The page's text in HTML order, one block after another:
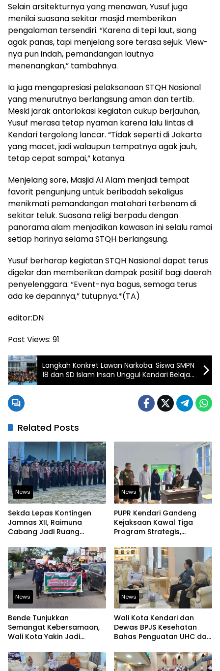
Selain arsitekturnya yang menawan, Yusuf juga
menilai suasana sekitar masjid memberikan
pengalaman tersendiri. “Karena di tepi laut, siang
agak panas, tapi menjelang sore terasa sejuk. View-
nya pun indah, pemandangan lautnya
menenangkan,” tambahnya.
Ia juga mengapresiasi pelaksanaan STQH Nasional
yang menurutnya berlangsung aman dan tertib.
Meski jarak antarlokasi kegiatan cukup berjauhan,
Yusuf merasa tetap nyaman karena lalu lintas di
Kendari tergolong lancar. “Tidak seperti di Jakarta
yang macet, jadi walaupun tempatnya agak jauh,
tetap cepat sampai,” katanya.
Menjelang sore, Masjid Al Alam menjadi tempat
favorit pengunjung untuk beribadah sekaligus
menikmati pemandangan matahari terbenam di
sekitar teluk. Suasana religi berpadu dengan
panorama alam menjadikan kawasan ini selalu ramai
setiap harinya selama STQH berlangsung.
Yusuf berharap kegiatan STQH Nasional dapat terus
digelar dan memberikan dampak positif bagi daerah
penyelenggara. “Event-nya bagus, semoga terus
ada ke depannya,” tutupnya.*(TA)
editor:DN
Post Views: 91
Langkah Konkret Lawan Narkoba: Siswa SMPN
18 dan SD Islam Insan Unggul Kendari Belajar
Nyata di BNNP Sultra
Related Posts
News
Sekda Lepas Kontingen
Jamnas XII, Raimuna
Cabang Jadi Ruang
dan Berjiwa Pemimpin
News
PUPR Kendari Gandeng
Kejaksaan Kawal Tiga
Program Strategis,
Bangun Infrastruktur
Berintegritas
News
Bende Tunjukkan
Semangat Kebersamaan,
Wali Kota Yakin Jadi
Lain
News
Wali Kota Kendari dan
Dewas BPJS Kesehatan
Bahas Penguatan UHC dan
Kesehatan